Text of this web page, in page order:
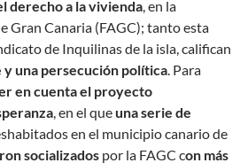
derecho a la vivienda, en la
Gran Canaria (FAGC); tanto esta
de Inquilinas de la isla, califican
y una persecución política. Para
en cuenta el proyecto
, en el queuna serie de
en el municipio canario de
socializados por la FAGC con más